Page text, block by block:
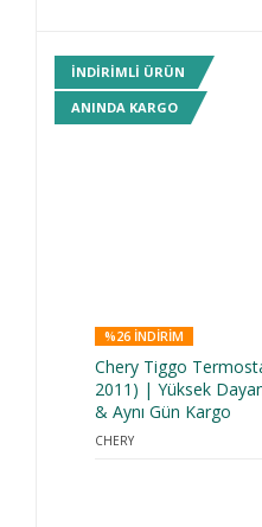
INDIRIMLI ÜRÜN
ANINDA KARGO
%26 INDIRIM
Chery Tiggo
2011) | Yüksek
& Aynı Gün Kargo
CHERY